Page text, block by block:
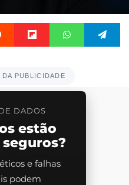
Reddit Flipboard WhatsApp
PUBLICIDADE
DADOS
estão
e falhas
podem